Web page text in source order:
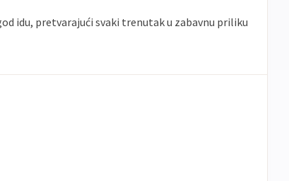
idu, pretvarajući svaki trenutak u zabavnu priliku